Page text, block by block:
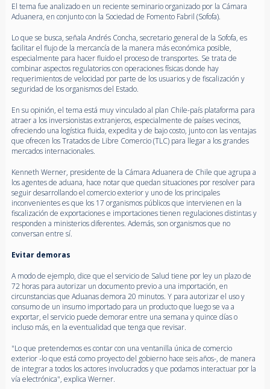
El tema fue analizado en un reciente seminario organizado por la Cámara
Aduanera, en conjunto con la Sociedad de Fomento Fabril (Sofofa).
Lo que se busca, señala Andrés Concha, secretario general de la Sofofa, es
facilitar el flujo de la mercancía de la manera más económica posible,
especialmente para hacer fluido el proceso de transportes. Se trata de
combinar aspectos regulatorios con operaciones físicas donde hay
requerimientos de velocidad por parte de los usuarios y de fiscalización y
seguridad de los organismos del Estado.
En su opinión, el tema está muy vinculado al plan Chile-país plataforma para
atraer a los inversionistas extranjeros, especialmente de países vecinos,
ofreciendo una logística fluida, expedita y de bajo costo, junto con las ventajas
que ofrecen los Tratados de Libre Comercio (TLC) para llegar a los grandes
mercados internacionales.
Kenneth Werner, presidente de la Cámara Aduanera de Chile que agrupa a
los agentes de aduana, hace notar que quedan situaciones por resolver para
seguir desarrollando el comercio exterior y uno de los principales
inconvenientes es que los 17 organismos públicos que intervienen en la
fiscalización de exportaciones e importaciones tienen regulaciones distintas y
responden a ministerios diferentes. Además, son organismos que no
conversan entre sí.
Evitar demoras
A modo de ejemplo, dice que el servicio de Salud tiene por ley un plazo de
72 horas para autorizar un documento previo a una importación, en
circunstancias que Aduanas demora 20 minutos. Y para autorizar el uso y
consumo de un insumo importado para un producto que luego se va a
exportar, el servicio puede demorar entre una semana y quince días o
incluso más, en la eventualidad que tenga que revisar.
"Lo que pretendemos es contar con una ventanilla única de comercio
exterior -lo que está como proyecto del gobierno hace seis años-, de manera
de integrar a todos los actores involucrados y que podamos interactuar por la
vía electrónica", explica Werner.